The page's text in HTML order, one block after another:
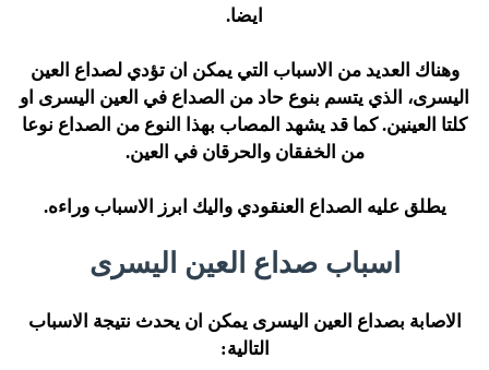
ايضا.
وهناك العديد من الاسباب التي يمكن ان تؤدي لصداع العين
اليسرى، الذي يتسم بنوع حاد من الصداع في العين اليسرى او
كلتا العينين. كما قد يشهد المصاب بهذا النوع من الصداع نوعا
من الخفقان والحرقان في العين.
يطلق عليه الصداع العنقودي واليك ابرز الاسباب وراءه.
اسباب صداع العين اليسرى
الاصابة بصداع العين اليسرى يمكن ان يحدث نتيجة الاسباب
التالية: